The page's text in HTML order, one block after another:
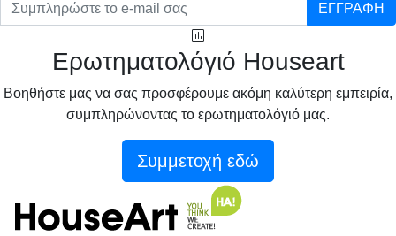
ΕΓΓΡΑΦΗ
Ερωτηματολόγιό Houseart
Βοηθήστε μας να σας προσφέρουμε ακόμη καλύτερη εμπειρία,
συμπληρώνοντας το ερωτηματολόγιό μας.
Συμμετοχή εδώ